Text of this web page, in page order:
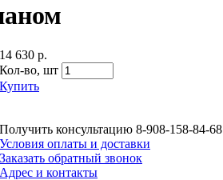
14 630 р.
Кол-во, шт
Купить
Получить консультацию 8-908-158-84-68
Условия оплаты и доставки
Заказать обратный звонок
Адрес и контакты